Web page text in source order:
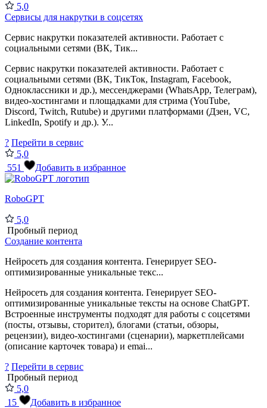
5,0
Сервисы для накрутки в соцсетях
Сервис накрутки показателей активности. Работает с
социальными сетями (ВК, Тик...
Сервис накрутки показателей активности. Работает с
социальными сетями (ВК, ТикТок, Instagram, Facebook,
Одноклассники и др.), мессенджерами (WhatsApp, Телеграм),
видео-хостингами и площадками для стрима (YouTube,
Discord, Twitch, Rutube) и другими платформами (Дзен, VC,
LinkedIn, Spotify и др.). У...
? Перейти в сервис
5,0
551
Добавить в избранное
RoboGPT
5,0
Пробный период
Создание контента
Нейросеть для создания контента. Генерирует SEO-
оптимизированные уникальные текс...
Нейросеть для создания контента. Генерирует SEO-
оптимизированные уникальные тексты на основе ChatGPT.
Встроенные инструменты подходят для работы с соцсетями
(посты, отзывы, сторител), блогами (статьи, обзоры,
рецензии), видео-хостингами (сценарии), маркетплейсами
(описание карточек товара) и emai...
? Перейти в сервис
Пробный период
5,0
15
Добавить в избранное